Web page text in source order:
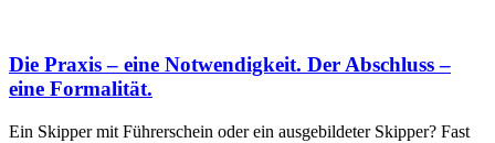
Die Praxis – eine Notwendigkeit. Der Abschluss –
eine Formalität.
Ein Skipper mit Führerschein oder ein ausgebildeter Skipper? Fast